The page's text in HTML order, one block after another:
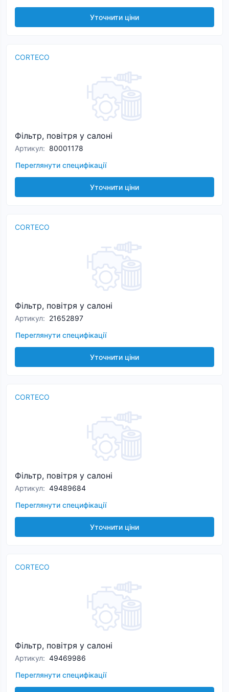
Уточнити ціни
CORTECO
Фільтр, повітря у салоні
Артикул: 80001178
Переглянути специфікації
Уточнити ціни
CORTECO
Фільтр, повітря у салоні
Артикул: 21652897
Переглянути специфікації
Уточнити ціни
CORTECO
Фільтр, повітря у салоні
Артикул: 49489684
Переглянути специфікації
Уточнити ціни
CORTECO
Фільтр, повітря у салоні
Артикул: 49469986
Переглянути специфікації